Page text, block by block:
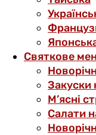
Святкове
Закуски
М’ясні
Салати